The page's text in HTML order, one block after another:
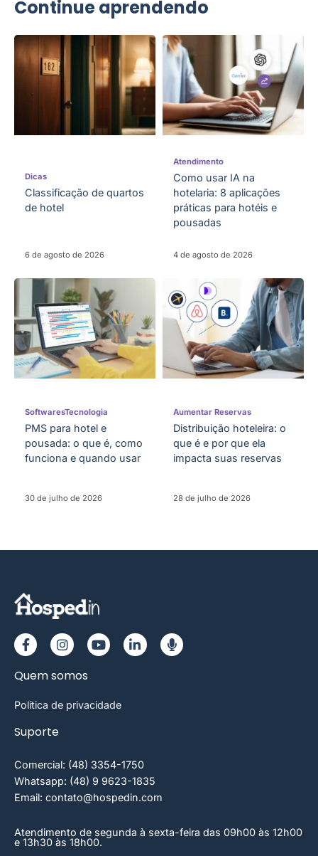
Continue aprendendo
Dicas
Classificação de quartos
de hotel
6 de agosto de 2026
Atendimento
Como usar IA na
hotelaria: 8 aplicações
práticas para hotéis e
pousadas
4 de agosto de 2026
SoftwaresTecnologia
PMS para hotel e
pousada: o que é, como
funciona e quando usar
30 de julho de 2026
Aumentar Reservas
Distribuição hoteleira: o
que é e por que ela
impacta suas reservas
28 de julho de 2026
Quem somos
Política de privacidade
Suporte
Comercial: (48) 3354-1750
Whatsapp: (48) 9 9623-1835
Email: contato@hospedin.com
Atendimento de segunda à sexta-feira das 09h00 às 12h00
e 13h30 às 18h00.